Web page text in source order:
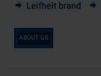
Leifheit brand
ABOUT US